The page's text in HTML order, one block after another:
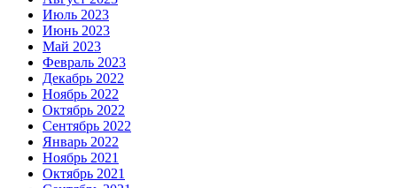
Июль 2023
Июнь 2023
Май 2023
Февраль 2023
Декабрь 2022
Ноябрь 2022
Октябрь 2022
Сентябрь 2022
Январь 2022
Ноябрь 2021
Октябрь 2021